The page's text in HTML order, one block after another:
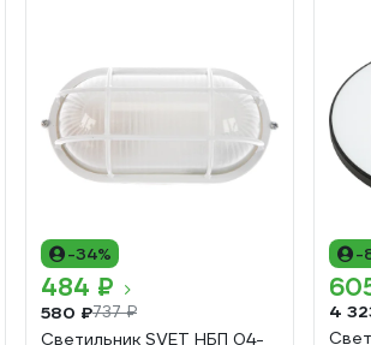
-34%
484 ₽
580 ₽737 ₽
Светильник SVET НБП 04-
-
4